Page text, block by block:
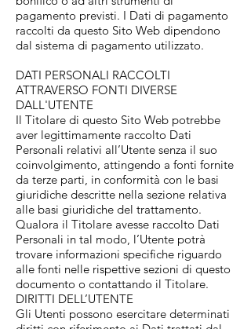
pagamento previsti. I Dati di pagamento
raccolti da questo Sito Web dipendono
dal sistema di pagamento utilizzato.
DATI PERSONALI RACCOLTI
ATTRAVERSO FONTI DIVERSE
DALL'UTENTE
Il Titolare di questo Sito Web potrebbe
aver legittimamente raccolto Dati
Personali relativi all’Utente senza il suo
coinvolgimento, attingendo a fonti fornite
da terze parti, in conformità con le basi
giuridiche descritte nella sezione relativa
alle basi giuridiche del trattamento.
Qualora il Titolare avesse raccolto Dati
Personali in tal modo, l’Utente potrà
trovare informazioni specifiche riguardo
alle fonti nelle rispettive sezioni di questo
documento o contattando il Titolare.
DIRITTI DELL’UTENTE
Gli Utenti possono esercitare determinati